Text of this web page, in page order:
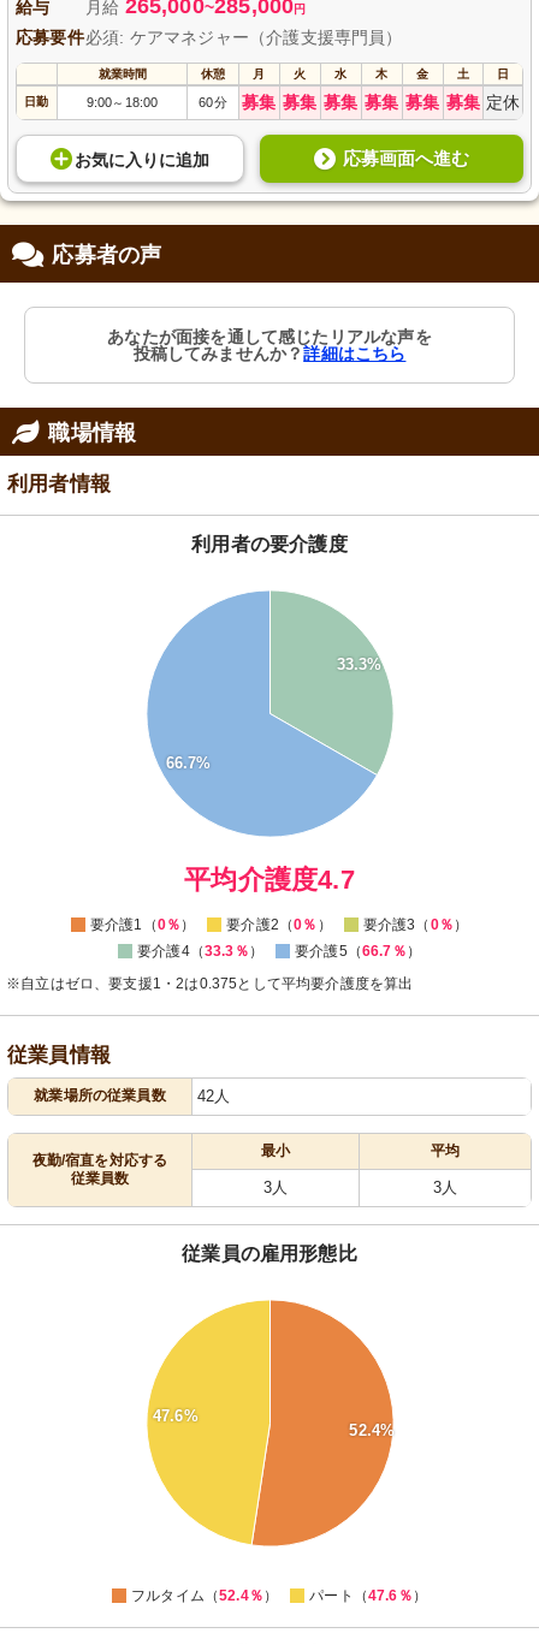
給与 月給 265,000~285,000円
応募要件必須: ケアマネジャー（介護支援専門員）
就業時間 休憩 月 火 水 木 金 土 日
日勤 9:00～ 18:00 60分 募集 募集 募集 募集 募集 募集 定休
お気に入り に追加 応募画面へ進む
応募者の声
あなたが面接を通して感じたリアルな声を
投稿してみませんか？詳細はこちら
職場情報
利用者情報
利用者の要介護度
33.3%
66.7%
0
平均介護度4.7
要介護1（0％ ） 要介護2（0％ ） 要介護3（ 0％ ）
要介護4（33.3％ ） 要介護5（66.7％ ）
※自立はゼロ、要支援1・2は0.375として平均要介護度を算出
従業員情報
就業場所の従業員数 42人
夜勤/宿直を対応する
従業員数
最小 平均
3人 3人
従業員の雇用形態比
52.4%
47.6%
フルタイム（52.4％ ） パート（47.6％ ）